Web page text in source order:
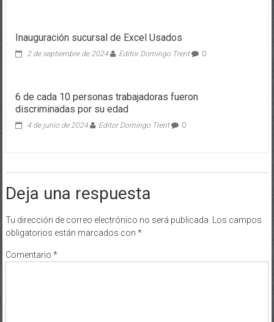
Inauguración sucursal de Excel Usados
2 de septiembre de 2024 Editor Domingo Trent 0
6 de cada 10 personas trabajadoras fueron
discriminadas por su edad
4 de junio de 2024 Editor Domingo Trent 0
Deja una respuesta
Tu dirección de correo electrónico no será publicada.
Los campos
obligatorios están marcados con *
Comentario *